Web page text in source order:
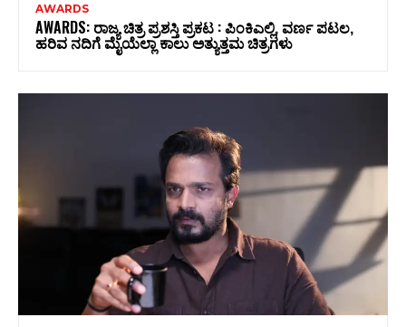
AWARDS
AWARDS: ರಾಜ್ಯ ಚಿತ್ರ ಪ್ರಶಸ್ತಿ ಪ್ರಕಟ : ಪಿಂಕಿಎಲ್ಲಿ, ವರ್ಣ ಪಟಲ,
ಹರಿವ ನದಿಗೆ ಮೈಯೆಲ್ಲಾ ಕಾಲು ಅತ್ಯುತ್ತಮ ಚಿತ್ರಗಳು